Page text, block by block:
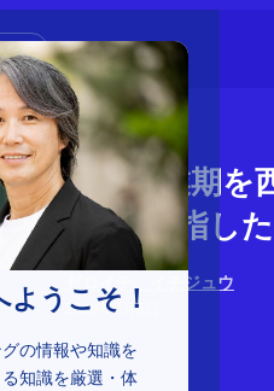
うこそ！
の情報や知識を
知識を厳選・体
方へ
SAP創業期を
5人が目指し
ゼロイチ、イチジュウ
2026年3月5日